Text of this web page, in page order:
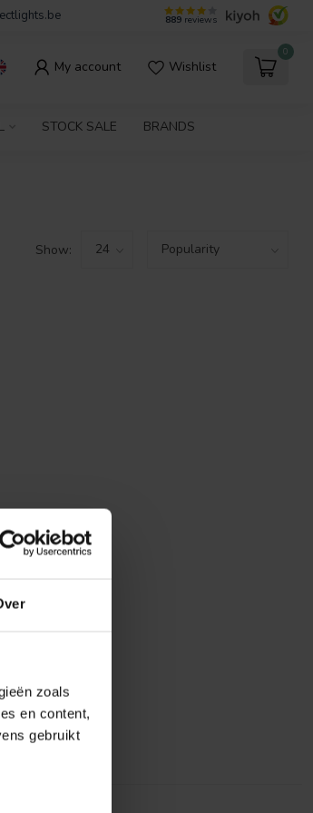
zoals
en content,
gebruikt
889 reviews
My account Wishlist
0
STOCK SALE BRANDS
Show: